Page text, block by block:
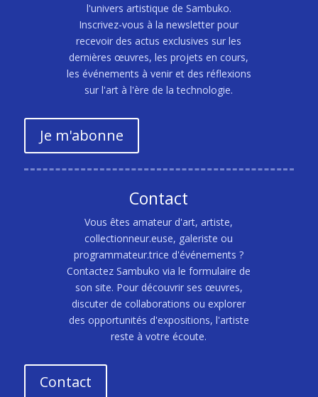
l'univers artistique de Sambuko.
Inscrivez-vous à la newsletter pour
recevoir des actus exclusives sur les
dernières œuvres, les projets en cours,
les événements à venir et des réflexions
sur l'art à l'ère de la technologie.
Je m'abonne
Contact
Vous êtes amateur d'art, artiste,
collectionneur.euse, galeriste ou
programmateur.trice d'événements ?
Contactez Sambuko via le formulaire de
son site. Pour découvrir ses œuvres,
discuter de collaborations ou explorer
des opportunités d'expositions, l'artiste
reste à votre écoute.
Contact